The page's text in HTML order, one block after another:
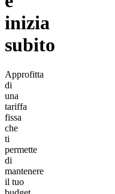
inizia
subito
Approfitta
di
una
tariffa
fissa
che
ti
permette
di
mantenere
il tuo